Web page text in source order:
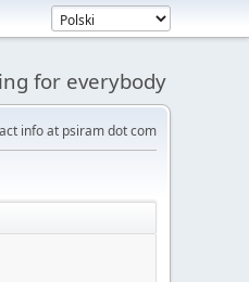
for everybody
info at psiram dot com